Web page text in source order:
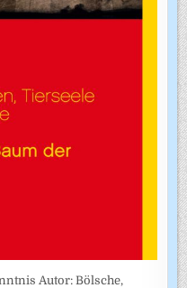
Autor: Bölsche,